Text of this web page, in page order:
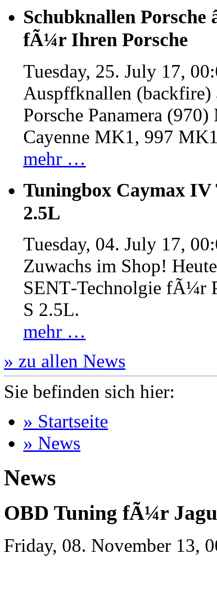
Schubknallen Porsche
fÃ¼r Ihren Porsche
Tuesday, 25. July 17,
Auspffknallen
Porsche Panamera
Cayenne MK1, 997
mehr …
Tuningbox Caymax IV
2.5L
Tuesday, 04. July 17,
Zuwachs im Shop!
SENT‐Technolgie fÃ¼r
S 2.5L.
mehr …
» zu allen News
Sie befinden sich hier:
» Startseite
» News
News
OBD Tuning fÃ¼r
Friday, 08. November 13,